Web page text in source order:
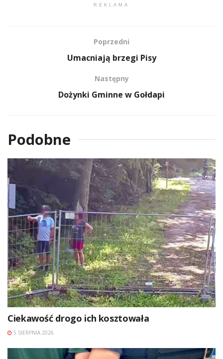
REKLAMA
Poprzedni
Umacniają brzegi Pisy
Następny
Dożynki Gminne w Gołdapi
Podobne
Ciekawość drogo ich kosztowała
5 SIERPNIA 2026